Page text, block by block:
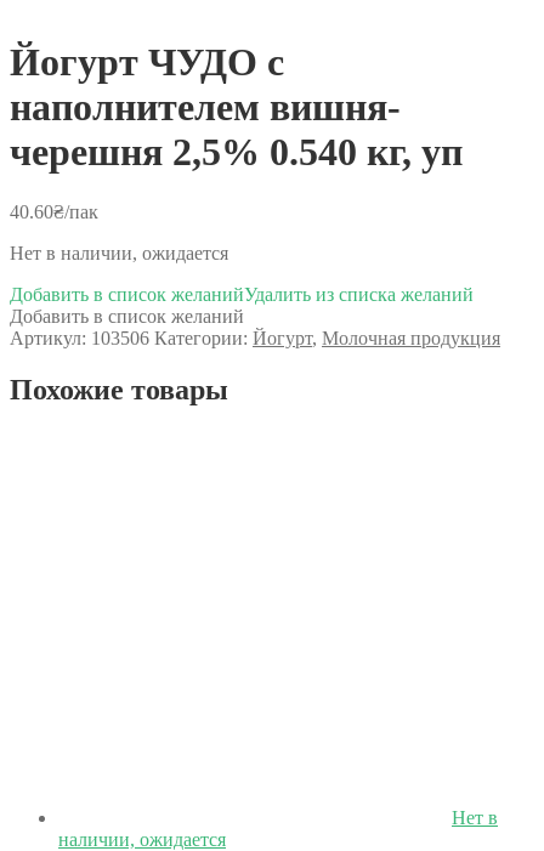
Йогурт ЧУДО с
наполнителем вишня-
черешня 2,5% 0.540 кг, уп
40.60₴/пак
Нет в наличии, ожидается
Добавить в список желанийУдалить из списка желаний
Добавить в список желаний
Артикул: 103506 Категории: Йогурт, Молочная продукция
Похожие товары
Нет в
наличии, ожидается